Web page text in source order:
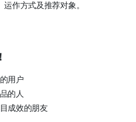
作方式及推荐对象。
用户
的人
成效的朋友